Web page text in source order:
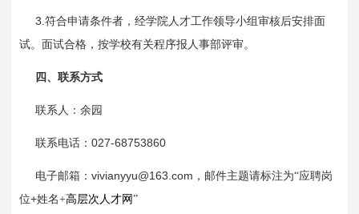
3.符合申请条件者，经学院人才工作领导小组审核后安排面
试。面试合格，按学校有关程序报人事部评审。
四、联系方式
联系人：余园
联系电话：027-68753860
电子邮箱：vivianyyu@163.com ，邮件主题请标注为“应聘岗
位+姓名+高层次人才网”